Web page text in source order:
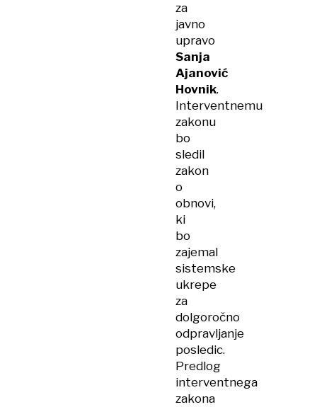
za
javno
upravo
Sanja
Ajanović
Hovnik.
Interventnemu
zakonu
bo
sledil
zakon
o
obnovi,
ki
bo
zajemal
sistemske
ukrepe
za
dolgoročno
odpravljanje
posledic.
Predlog
interventnega
zakona